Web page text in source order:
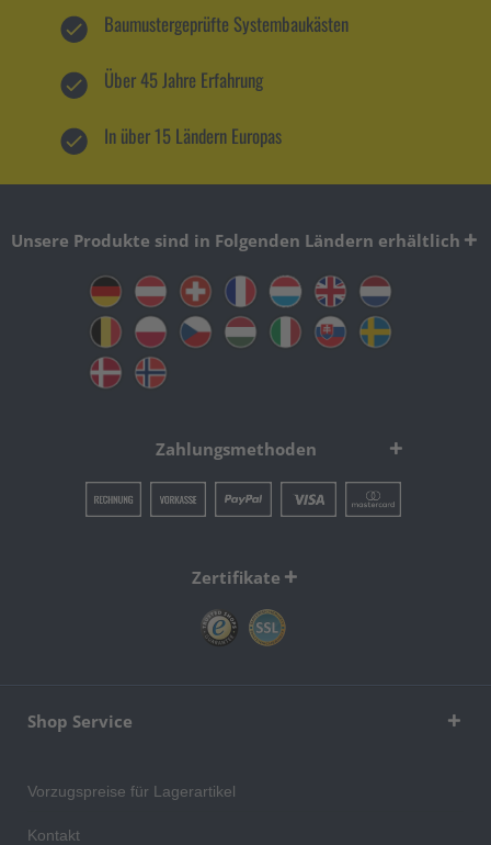
Baumustergeprüfte Systembaukästen
Über 45 Jahre Erfahrung
In über 15 Ländern Europas
Unsere Produkte sind in Folgenden Ländern erhältlich
Zahlungsmethoden
Zertifikate
Shop Service
Vorzugspreise für Lagerartikel
Kontakt